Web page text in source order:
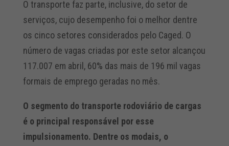
O transporte faz parte, inclusive, do setor de
serviços, cujo desempenho foi o melhor dentre
os cinco setores considerados pelo Caged. O
número de vagas criadas por este setor alcançou
117.007 em abril, 60% das mais de 196 mil vagas
formais de emprego geradas no mês.
O segmento do transporte rodoviário de cargas
é o principal responsável por esse
impulsionamento. Dentre os modais, o